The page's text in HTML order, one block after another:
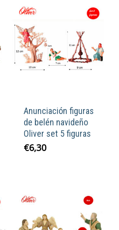
Anunciación figuras
de belén navideño
Oliver set 5 figuras
€6,30